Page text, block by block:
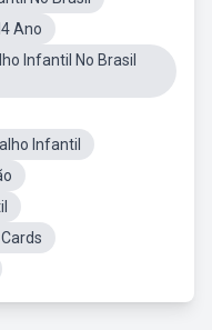
Ano
Infantil No Brasil
Infantil